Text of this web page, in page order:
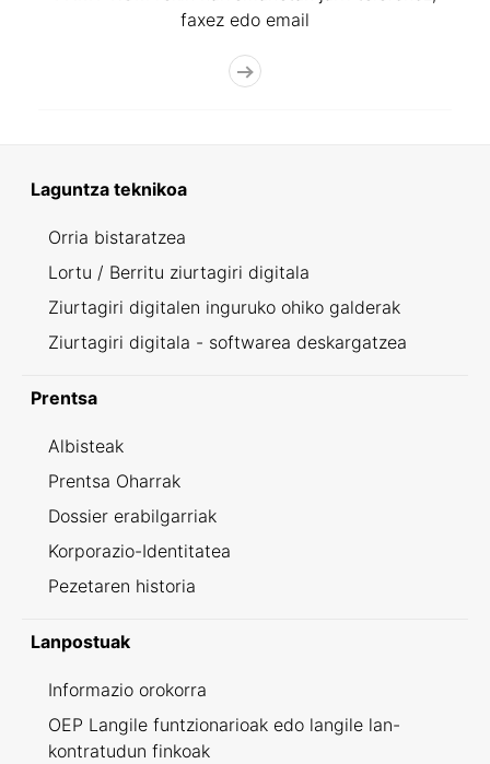
faxez edo email
Laguntza teknikoa
Orria bistaratzea
Lortu / Berritu ziurtagiri digitala
Ziurtagiri digitalen inguruko ohiko galderak
Ziurtagiri digitala - softwarea deskargatzea
Prentsa
Albisteak
Prentsa Oharrak
Dossier erabilgarriak
Korporazio-Identitatea
Pezetaren historia
Lanpostuak
Informazio orokorra
OEP Langile funtzionarioak edo langile lan-
kontratudun finkoak